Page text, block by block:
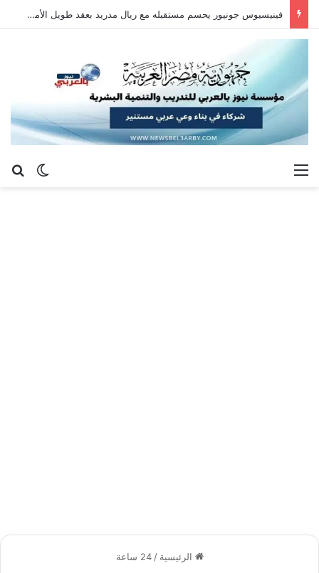
فينيسيوس جونيور يحسم مستقبله مع ريال مدريد بعقد طويل الأمد حتى 2032
الوضع القائمة
الرئيسية / 24 ساعة